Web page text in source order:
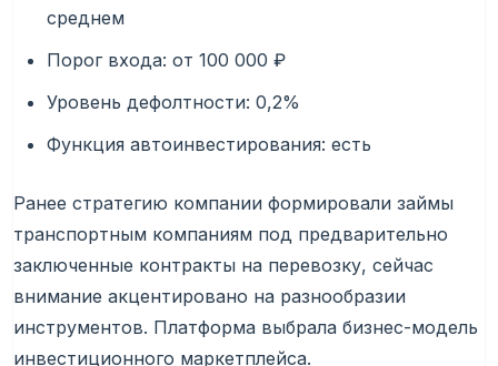
среднем
Порог входа: от 100 000 ₽
Уровень дефолтности: 0,2%
Функция автоинвестирования: есть
Ранее стратегию компании формировали займы
транспортным компаниям под предварительно
заключенные контракты на перевозку, сейчас
внимание акцентировано на разнообразии
инструментов. Платформа выбрала бизнес-модель
инвестиционного маркетплейса.